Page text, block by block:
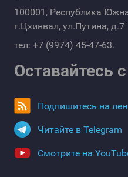
100001, Республика
г.Цхинвал, ул.Путина, д.7
тел: +7 (9974) 45-47-63.
Оставайтесь
Подпишитесь на
Читайте в Telegram
Смотрите на